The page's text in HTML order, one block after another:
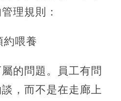
理規則：
約喂養
的問題。員工有問
，而不是在走廊上